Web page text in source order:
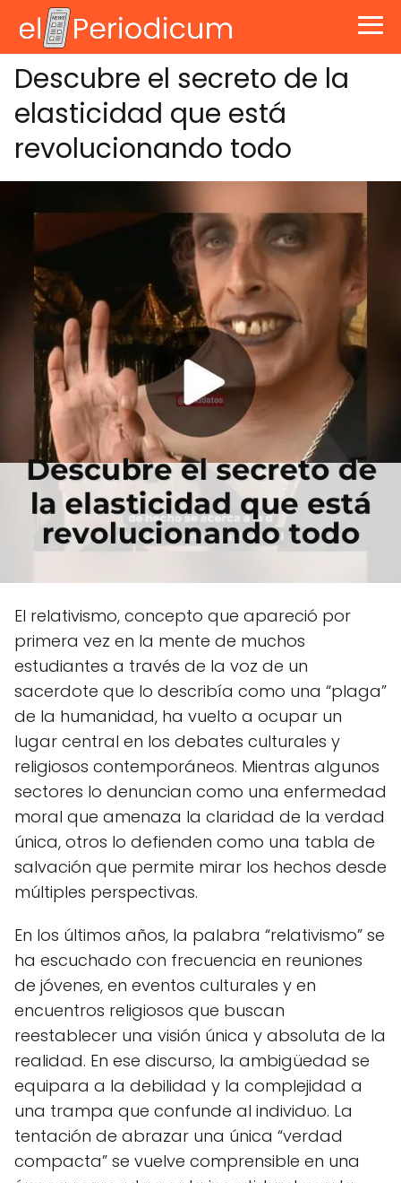
Descubre el secreto de la
elasticidad que está
revolucionando todo
El relativismo, concepto que apareció por
primera vez en la mente de muchos
estudiantes a través de la voz de un
sacerdote que lo describía como una “plaga”
de la humanidad, ha vuelto a ocupar un
lugar central en los debates culturales y
religiosos contemporáneos. Mientras algunos
sectores lo denuncian como una enfermedad
moral que amenaza la claridad de la verdad
única, otros lo defienden como una tabla de
salvación que permite mirar los hechos desde
múltiples perspectivas.
En los últimos años, la palabra “relativismo” se
ha escuchado con frecuencia en reuniones
de jóvenes, en eventos culturales y en
encuentros religiosos que buscan
reestablecer una visión única y absoluta de la
realidad. En ese discurso, la ambigüedad se
equipara a la debilidad y la complejidad a
una trampa que confunde al individuo. La
tentación de abrazar una única “verdad
compacta” se vuelve comprensible en una